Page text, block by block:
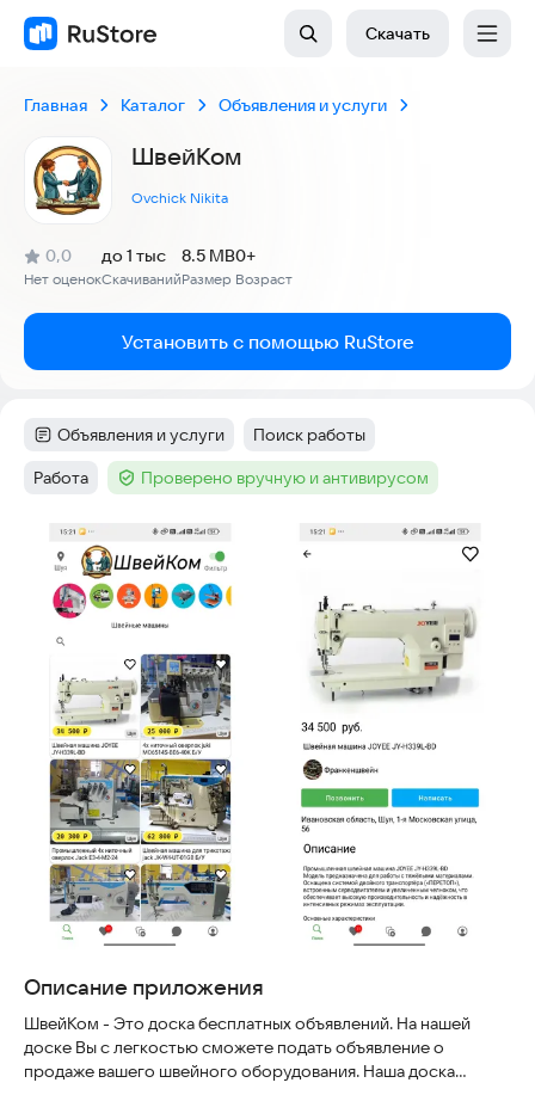
Скачать
Главная Каталог Объявления и услуги
ШвейКом
Ovchick Nikita
Рейтинг:
0,0
(
Нет оценок
)
Скачиваний
до 1 тыс
Размер
8.5 MB
Возраст
0+
Установить с помощью RuStore
Категория:
Объявления и услуги Тег:
Поиск работы
Тег:
Работа Тег :Проверено вручную и антивирусом
Скриншоты
Описание приложения
ШвейКом - Это доска бесплатных объявлений. На нашей
доске Вы с легкостью сможете подать объявление о
продаже вашего швейного оборудования. Наша доска